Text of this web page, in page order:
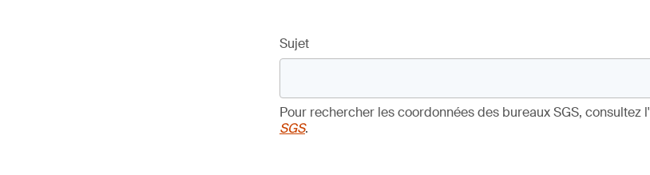
Sujet
Pour rechercher les coordonnées des bureaux SGS, consultez l'
SGS.